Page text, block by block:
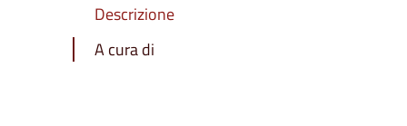
Descrizione
A cura di